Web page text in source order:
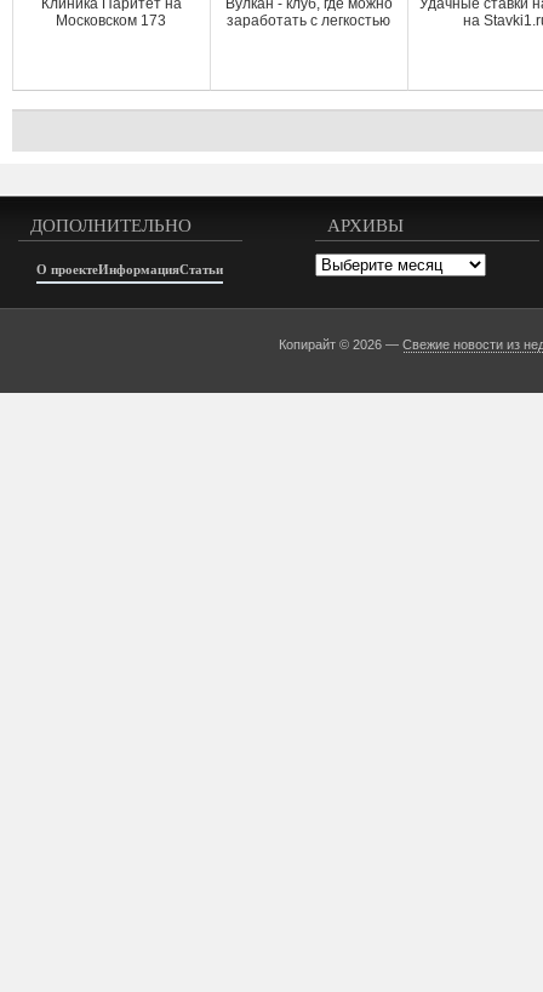
Клиника Паритет на
Московском 173
Вулкан - клуб, где можно
заработать с легкостью
Удачные ставки
на
ДОПОЛНИТЕЛЬНО
О проектеИнформацияСтатьи
АРХИВЫ
Архивы
Копирайт © 2026 —Свежие новости из